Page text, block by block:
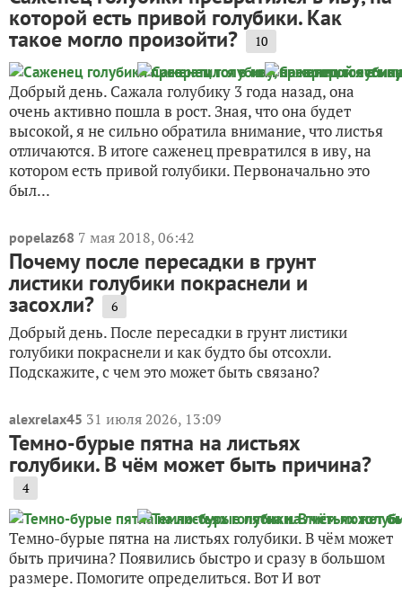
которой есть привой голубики. Как
такое могло произойти? 10
Добрый день. Сажала голубику 3 года назад, она
очень активно пошла в рост. Зная, что она будет
высокой, я не сильно обратила внимание, что листья
отличаются. В итоге саженец превратился в иву, на
котором есть привой голубики. Первоначально это
был...
popelaz68 7 мая 2018, 06:42
Почему после пересадки в грунт
листики голубики покраснели и
засохли? 6
Добрый день. После пересадки в грунт листики
голубики покраснели и как будто бы отсохли.
Подскажите, с чем это может быть связано?
alexrelax45 31 июля 2026, 13:09
Темно-бурые пятна на листьях
голубики. В чём может быть причина?
4
Темно-бурые пятна на листьях голубики. В чём может
быть причина? Появились быстро и сразу в большом
размере. Помогите определиться. Вот И вот